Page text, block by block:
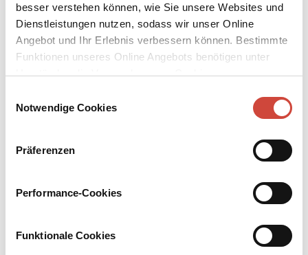
besser verstehen können, wie Sie unsere Websites und
Dienstleistungen nutzen, sodass wir unser Online
Angebot und Ihr Erlebnis verbessern können. Bestimmte
Funktionen unseres Online Angebots benötigen unter
Umständen die Verwendung von Cookies von
Notwendige Cookies
Präferenzen
Performance-Cookies
Funktionale Cookies
Christopher Gulde
Hohenfried 1
T: +49 151 10 43 63 44
E: christopher. gulde@diogenes.
T: +49 176 31 62 27 82